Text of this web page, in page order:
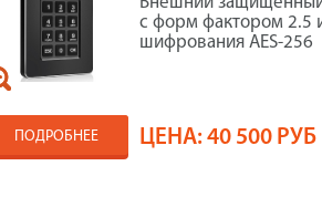
с форм фактором 2.5
шифрования AES-256
ПОДРОБНЕЕ ЦЕНА:40 500 РУБ